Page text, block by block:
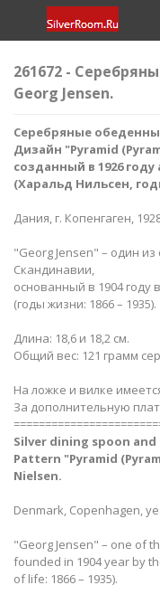
261672 -
Georg Jensen.
Серебряные
Дизайн "Pyramid
созданный в 1926
(Харальд Нильсен,
Дания, г. Копенгаген,
"Georg Jensen" – один
Скандинавии,
основанный в 1904
(годы жизни: 1866 – 1935).
Длина: 18,6 и 18,2 см.
Общий вес: 121 грамм
На ложке и вилке
За дополнительную
Silver dining spoon
Pattern "Pyramid
Nielsen.
Denmark, Copenhagen,
"Georg Jensen" – one of
founded in 1904 year by
of life: 1866 – 1935).